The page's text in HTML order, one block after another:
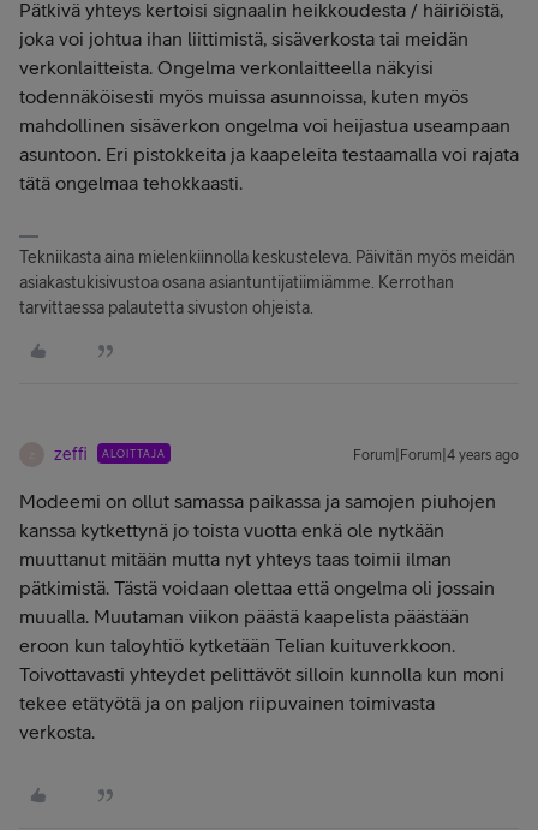
Pätkivä yhteys kertoisi signaalin heikkoudesta / häiriöistä,
joka voi johtua ihan liittimistä, sisäverkosta tai meidän
verkonlaitteista. Ongelma verkonlaitteella näkyisi
todennäköisesti myös muissa asunnoissa, kuten myös
mahdollinen sisäverkon ongelma voi heijastua useampaan
asuntoon. Eri pistokkeita ja kaapeleita testaamalla voi rajata
tätä ongelmaa tehokkaasti.
Tekniikasta aina mielenkiinnolla keskusteleva. Päivitän myös meidän
asiakastukisivustoa osana asiantuntijatiimiämme. Kerrothan
tarvittaessa palautetta sivuston ohjeista.
zeffi ALOITTAJA Forum|Forum|4 years ago
Modeemi on ollut samassa paikassa ja samojen piuhojen
kanssa kytkettynä jo toista vuotta enkä ole nytkään
muuttanut mitään mutta nyt yhteys taas toimii ilman
pätkimistä. Tästä voidaan olettaa että ongelma oli jossain
muualla. Muutaman viikon päästä kaapelista päästään
eroon kun taloyhtiö kytketään Telian kuituverkkoon.
Toivottavasti yhteydet pelittävöt silloin kunnolla kun moni
tekee etätyötä ja on paljon riipuvainen toimivasta
verkosta.